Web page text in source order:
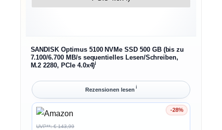
SANDISK Optimus 5100 NVMe SSD 500 GB (bis zu
7.100/6.700 MB/s sequentielles Lesen/Schreiben,
M.2 2280, PCIe 4.0x4)ℹ︎
Rezensionen lesen ℹ︎
-28%
Ersparnis 28%
UVP**: € 143,99